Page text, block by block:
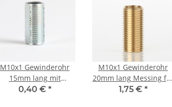
M10x1 Gewinderohr
15mm lang mit
Profil/Verdrehschutz
0,40 € *
M10x1 Gewinderohr
20mm lang Messing für
G4 Steckfassung mit
1,75 € *